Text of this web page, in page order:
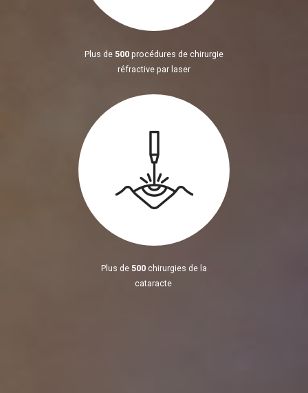
Plus de 500 procédures de chirurgie
réfractive par laser
Plus de 500 chirurgies de la
cataracte